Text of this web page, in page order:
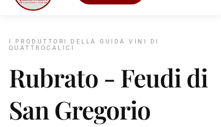
I PRODUTTORI DELLA GUIDA VINI DI
QUATTROCALICI
Rubrato - Feudi di
San Gregorio